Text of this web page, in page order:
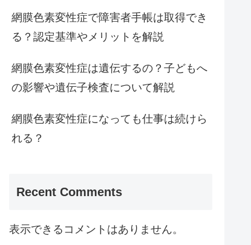
網膜色素変性症で障害者手帳は取得でき
る？認定基準やメリットを解説
網膜色素変性症は遺伝するの？子どもへ
の影響や遺伝子検査について解説
網膜色素変性症になっても仕事は続けら
れる？
Recent Comments
表示できるコメントはありません。